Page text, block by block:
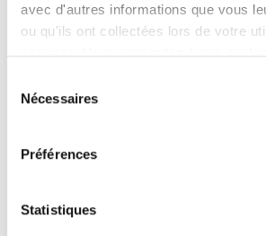
avec d'autres informations que vous
ou qu'ils ont collectées lors de votre
Nécessaires
Préférences
Statistiques